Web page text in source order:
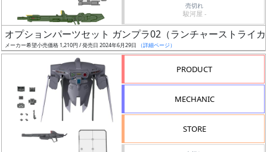
タ
ー
（β）
売切れ
駿河屋 -
オプションパーツセット ガンプラ02（ランチャーストライ
メーカー希望小売価格 1,210円 / 発売日 2024年6月29日 （詳細ページ）
PRODUCT
MECHANIC
STORE